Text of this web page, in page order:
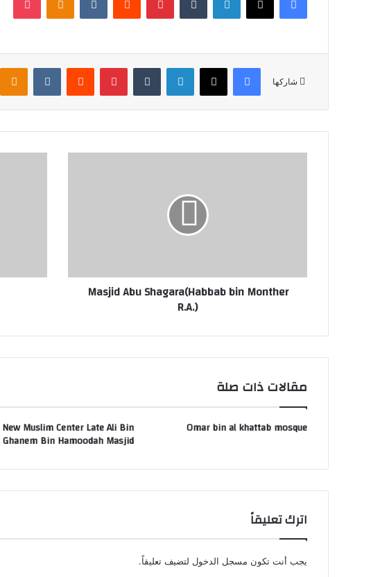
شاركها
فيسبوك لينكدإن بينتيريست
Masjid Abu Shagara(Habbab bin Monther
R.A.)
مقالات ذات صلة
Omar bin al khattab mosque
New Muslim Center Late Ali Bin
Ghanem Bin Hamoodah Masjid
اترك تعليقاً
يجب أنت تكون مسجل الدخول لتضيف تعليقاً.